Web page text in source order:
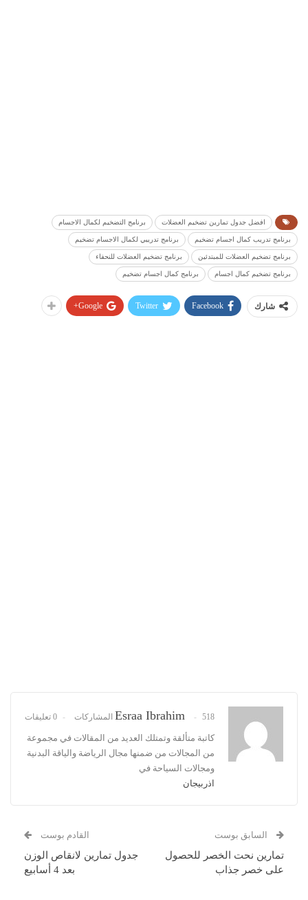
افضل جدول تمارين تضخيم العضلات برنامج التضخيم لكمال الاجسام
برنامج تدريب كمال اجسام تضخيم برنامج تدريبي لكمال الاجسام تضخيم
برنامج تضخيم العضلات للمبتدئين برنامج تضخيم العضلات للنحفاء
برنامج تضخيم كمال اجسام برنامج كمال اجسام تضخيم
شارك Facebook
Twitter
Google+
Esraa Ibrahim 518 المشاركات 0 تعليقات
كاتبة متألقة وتمتلك العديد من المقالات في مجموعة
من المجالات من ضمنها مجال الرياضة والياقة البدنية
ومجالات السياحة في
اذربيجان
السابق بوست
تمارين نحت الخصر للحصول
على خصر جذاب
القادم بوست
جدول تمارين لانقاص الوزن
بعد 4 أسابيع